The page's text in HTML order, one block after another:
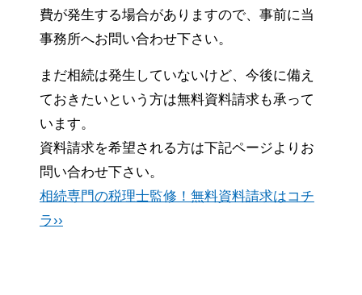
費が発生する場合がありますので、事前に当
事務所へお問い合わせ下さい。
まだ相続は発生していないけど、今後に備え
ておきたいという方は無料資料請求も承って
います。
資料請求を希望される方は下記ページよりお
問い合わせ下さい。
相続専門の税理士監修！無料資料請求はコチ
ラ››